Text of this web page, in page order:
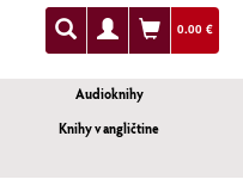
0.00 €
Audioknihy
Knihy v angličtine